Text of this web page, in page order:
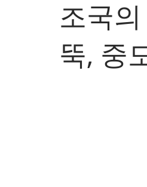
조국
뚝, 중